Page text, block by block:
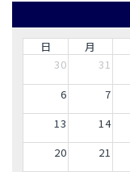
日 月
30
31
6
7
13
14
20
21